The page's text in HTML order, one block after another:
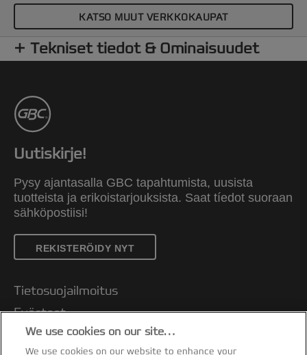
KATSO MUUT VERKKOKAUPAT
Tekniset tiedot & Ominaisuudet
Uutiskirje!
Pysy ajantasalla GBC tapahtumista, uusista
tuotteista ja erikoistarjouksista. Saat tíedot suoraan
sähköpostiisi!
REKISTERÖIDY NYT
Tietosuojailmoitus
Evästeet
Oikeudellinen huomautus
We use cookies on our site…
We use cookies on our website to enhance your